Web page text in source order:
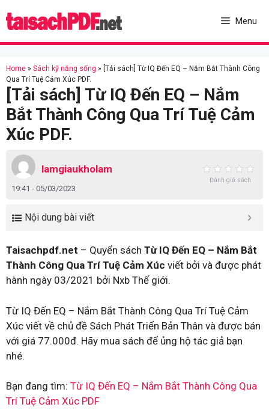
to
Menu
Home » Sách kỹ năng sống » [Tải sách] Từ IQ Đến EQ – Nắm Bắt Thành Công
Qua Trí Tuệ Cảm Xúc PDF.
[Tải sách] Từ IQ Đến EQ – Nắm
Bắt Thành Công Qua Trí Tuệ Cảm
Xúc PDF.
lamgiaukholam
19:41 - 05/03/2023
Đánh giá sách
Nội dung bài viết
Taisachpdf.net – Quyển sách Từ IQ Đến EQ – Nắm Bắt
Thành Công Qua Trí Tuệ Cảm Xúc viết bởi và được phát
hành ngày 03/2021 bởi Nxb Thế giới.
Từ IQ Đến EQ – Nắm Bắt Thành Công Qua Trí Tuệ Cảm
Xúc viết về chủ đề Sách Phát Triển Bản Thân và được bán
với giá 77.000đ. Hãy mua sách để ủng hộ tác giả bạn
nhé.
Bạn đang tìm: Từ IQ Đến EQ – Nắm Bắt Thành Công Qua
Trí Tuệ Cảm Xúc PDF